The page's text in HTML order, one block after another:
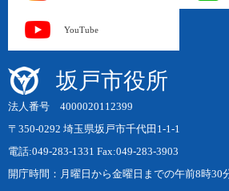
YouTube
坂戸市役所
法人番号 4000020112399
〒350-0292 埼玉県坂戸市千代田1-1-1
電話:049-283-1331 Fax:049-283-3903
開庁時間：月曜日から金曜日までの午前8時30